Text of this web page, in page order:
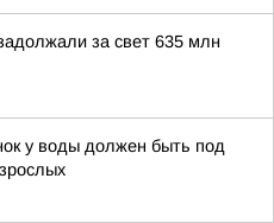
за свет 635 млн
у воды должен быть под